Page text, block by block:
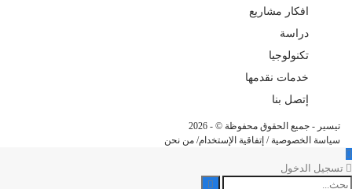
افكار مشاريع
دراسة
تكنولوجيا
خدمات نقدمها
إتصل بنا
تيسير - جميع الحقوق محفوظة © - 2026
سياسة الخصوصية / إتفاقية الإستخدام/ من نحن
تسجيل الدخول